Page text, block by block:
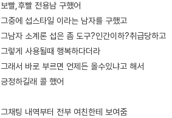
보빨,후빨 전용남 구했어
그중에 섭스타일 이라는 남자를 구했고
그남자 소계론 섭은 좀 도구?인간이하?취급당하고
그렇게 사용될때 행복하다더라
그래서 바로 부르면 언제든 올수있냐고 해서
긍정하길래 콜 했어
그채팅 내역부터 전부 여친한테 보여줌